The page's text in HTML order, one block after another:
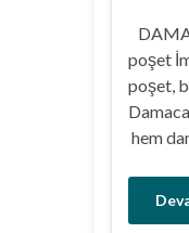
poşet
poşet,
hem